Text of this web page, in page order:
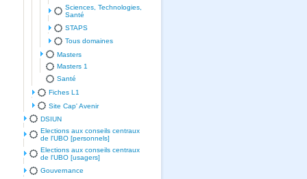
Sciences, Technologies,
Santé
STAPS
Tous domaines
Masters
Masters 1
Santé
Fiches L1
Site Cap' Avenir
DSIUN
Elections aux conseils centraux
de l'UBO [personnels]
Elections aux conseils centraux
de l'UBO [usagers]
Gouvernance